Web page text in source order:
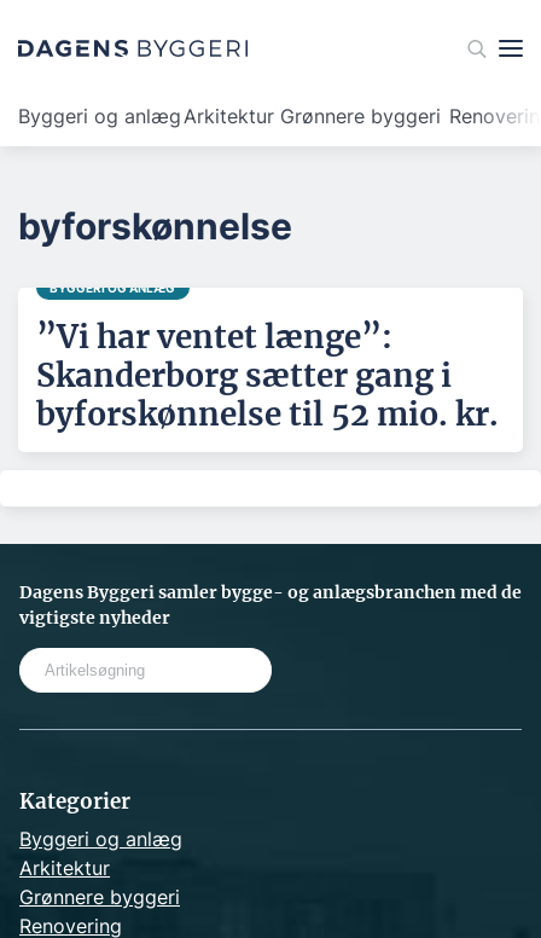
Byggeri og anlægArkitektur Grønnere byggeri
byforskønnelse
BYGGERI OG ANLÆG
”Vi har ventet længe”:
Skanderborg sætter gang i
byforskønnelse til 52 mio. kr.
Dagens Byggeri samler bygge- og anlægsbranchen med de
vigtigste nyheder
Kategorier
Byggeri og anlæg
Arkitektur
Grønnere byggeri
Renovering